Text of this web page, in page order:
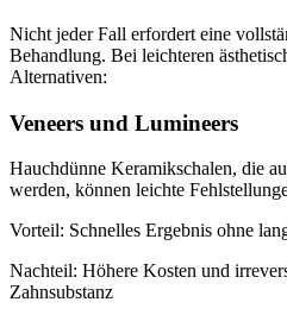
Nicht jeder Fall erfordert eine
Behandlung. Bei leichteren
Alternativen:
Veneers und Lumineers
Hauchdünne Keramikschalen, die
werden, können leichte
Vorteil: Schnelles Ergebnis ohne
Nachteil: Höhere Kosten und
Zahnsubstanz